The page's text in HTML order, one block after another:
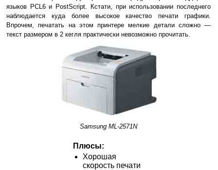
языков PCL6 и PostScript. Кстати, при использовании последнего
наблюдается куда более высокое качество печати графики.
Впрочем, печатать на этом принтере мелкие детали сложно —
текст размером в 2 кегля практически невозможно прочитать.
Samsung ML-2571N
Плюсы:
Хорошая
скорость печати